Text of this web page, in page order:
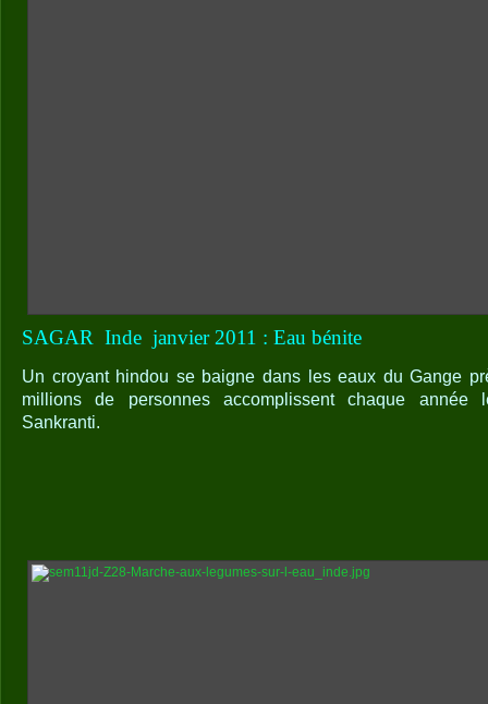
SAGAR Inde janvier 2011 : Eau bénite
Un croyant hindou se baigne dans les eaux du Gange
millions de personnes accomplissent chaque année
Sankranti.